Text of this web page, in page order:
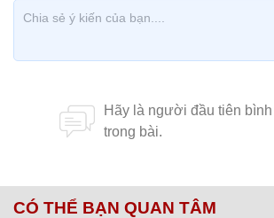
CÓ THỂ BẠN QUAN TÂM